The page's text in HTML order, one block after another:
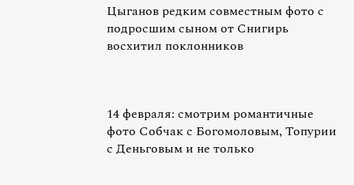
Цыганов редким совместным фото с
подросшим сыном от Снигирь
восхитил поклонников
14 февраля: смотрим романтичные
фото Собчак с Богомоловым, Топурии
с Деньговым и не только